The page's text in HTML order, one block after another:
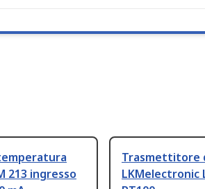
213 ingresso
Trasmettitore
LKMelectronic